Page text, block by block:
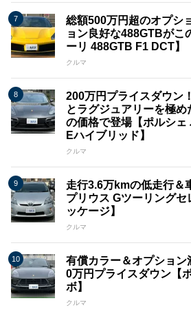
総額500万円超のオプシ
ョン良好な488GTBがこ
ーリ 488GTB F1 DCT】
クルマ
200万円プライスダウン
とラグジュアリーを極
の価格で登場【ポルシェ
Eハイブリッド】
クルマ
走行3.6万kmの低走行＆
プリウス Gツーリング
ッケージ】
クルマ
有償カラー＆オプショ
0万円プライスダウン【
ボ】
クルマ